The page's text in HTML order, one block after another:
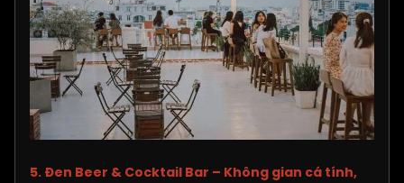
5. Đen Beer & Cocktail Bar – Không gian cá tính,